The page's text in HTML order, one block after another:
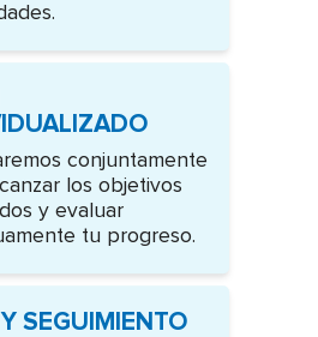
conjuntamente
los objetivos
y evaluar
tu progreso.
SEGUIMIENTO
y talleres:
Tus emociones ¿te controlan
a ti o tú a ellas?